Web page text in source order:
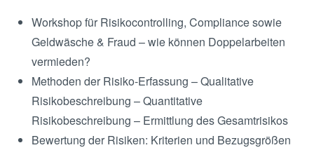
Workshop für Risikocontrolling, Compliance sowie
Geldwäsche & Fraud – wie können Doppelarbeiten
vermieden?
Methoden der Risiko-Erfassung – Qualitative
Risikobeschreibung – Quantitative
Risikobeschreibung – Ermittlung des Gesamtrisikos
Bewertung der Risiken: Kriterien und Bezugsgrößen